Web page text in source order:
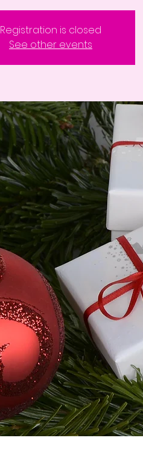
Registration is closed
See other events